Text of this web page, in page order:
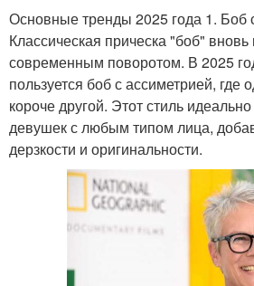
Основные тренды 2025 года 1. Боб
Классическая прическа "боб"
современным поворотом. В 2025
пользуется боб с ассиметрией, где
короче другой. Этот стиль
девушек с любым типом лица,
дерзкости и оригинальности.